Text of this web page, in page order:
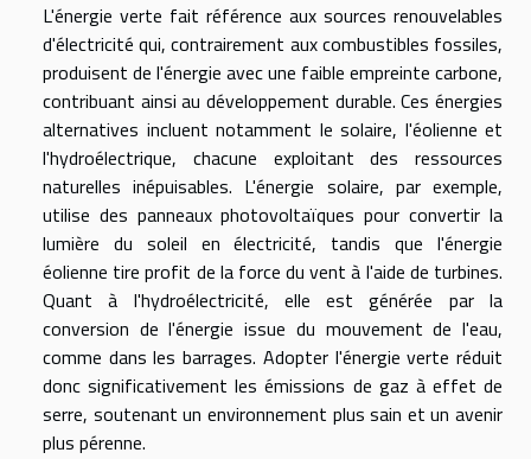
L'énergie verte fait référence aux sources renouvelables
d'électricité qui, contrairement aux combustibles fossiles,
produisent de l'énergie avec une faible empreinte carbone,
contribuant ainsi au développement durable. Ces énergies
alternatives incluent notamment le solaire, l'éolienne et
l'hydroélectrique, chacune exploitant des ressources
naturelles inépuisables. L'énergie solaire, par exemple,
utilise des panneaux photovoltaïques pour convertir la
lumière du soleil en électricité, tandis que l'énergie
éolienne tire profit de la force du vent à l'aide de turbines.
Quant à l'hydroélectricité, elle est générée par la
conversion de l'énergie issue du mouvement de l'eau,
comme dans les barrages. Adopter l'énergie verte réduit
donc significativement les émissions de gaz à effet de
serre, soutenant un environnement plus sain et un avenir
plus pérenne.